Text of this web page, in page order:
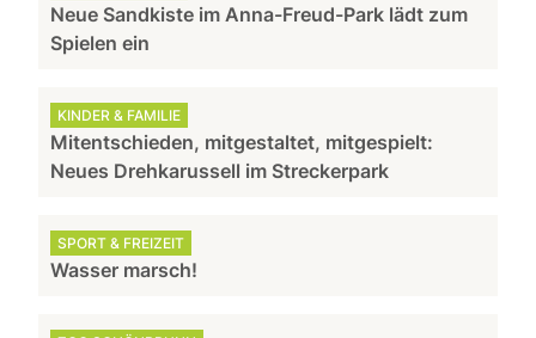
Neue Sandkiste im Anna-Freud-Park lädt zum
Spielen ein
KINDER & FAMILIE
Mitentschieden, mitgestaltet, mitgespielt:
Neues Drehkarussell im Streckerpark
SPORT & FREIZEIT
Wasser marsch!